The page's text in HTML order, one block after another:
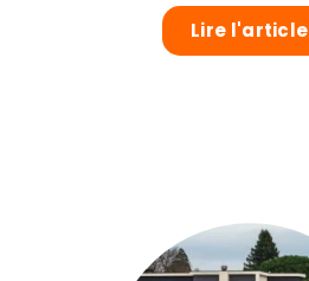
Lire l'article